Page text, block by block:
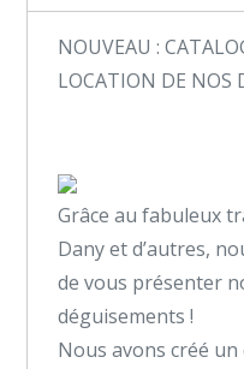
NOUVEAU :
LOCATION DE NOS
Grâce au fabuleux
Dany et d’autres,
de vous présenter
déguisements !
Nous avons créé